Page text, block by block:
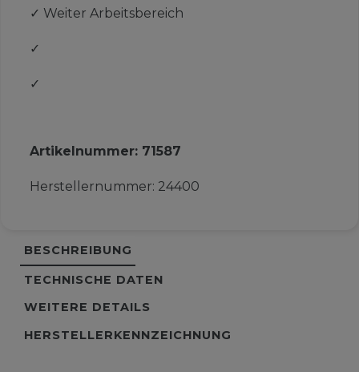
✓ Weiter Arbeitsbereich
✓
✓
Artikelnummer: 71587
Herstellernummer: 24400
BESCHREIBUNG
TECHNISCHE DATEN
WEITERE DETAILS
HERSTELLERKENNZEICHNUNG